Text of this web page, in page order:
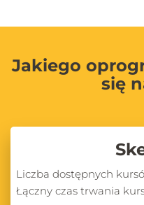
Jakiego
się
Liczba dostępnych
Łączny czas trwania